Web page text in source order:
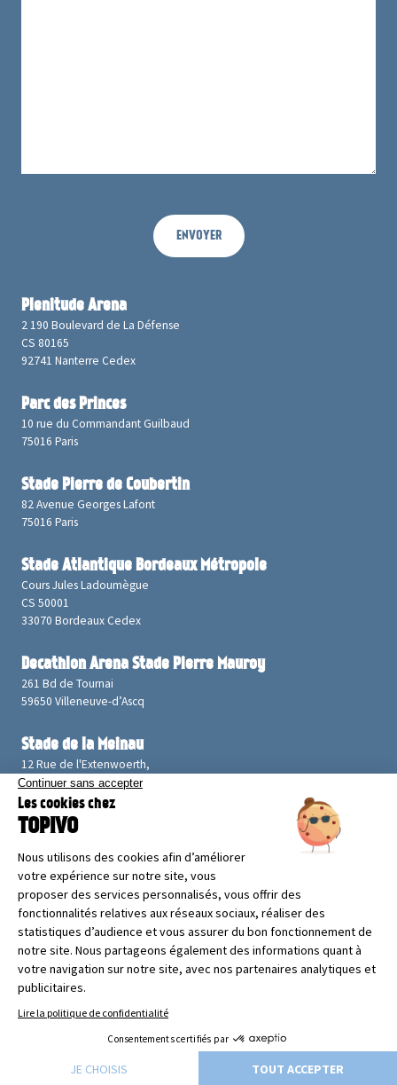
Plenitude Arena
2 190 Boulevard de La Défense
CS 80165
92741 Nanterre Cedex
Parc des Princes
10 rue du Commandant Guilbaud
75016 Paris
Stade Pierre de Coubertin
82 Avenue Georges Lafont
75016 Paris
Stade Atlantique Bordeaux Métropole
Cours Jules Ladoumègue
CS 50001
33070 Bordeaux Cedex
Decathlon Arena Stade Pierre Mauroy
261 Bd de Tournai
59650 Villeneuve-d’Ascq
Stade de la Meinau
12 Rue de l'Extenwoerth,
67100 Strasbourg
Allianz Riviera
06200 Nice